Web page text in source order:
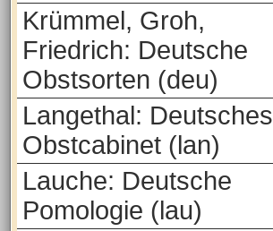
Krümmel, Groh,
Friedrich: Deutsche
Obstsorten (deu)
Langethal: Deutsches
Obstcabinet (lan)
Lauche: Deutsche
Pomologie (lau)